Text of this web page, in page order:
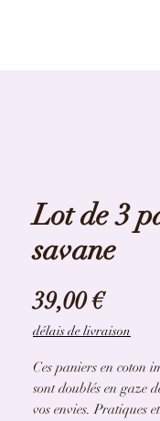
Lot de 3
savane
39,00 €Prix
délais de livraison
Ces paniers en coton
sont doublés en gaze
vos envies. Pratiques